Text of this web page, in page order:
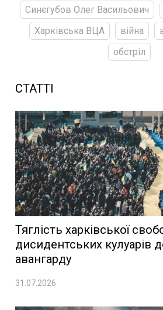
Синєгубов Олег Васильович
Харківська ВЦА
війна
обстріл
СТАТТІ
Тяглість харківської
дисидентських кулуарів
авангарду
31.07.2026